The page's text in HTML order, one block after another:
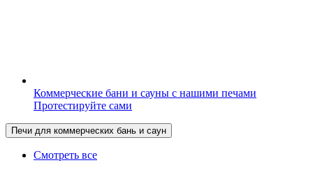
Коммерческие бани и сауны с нашими печами
Протестируйте сами
Печи для коммерческих бань и саун
Смотреть все